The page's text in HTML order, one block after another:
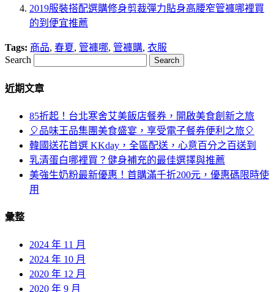
2019服裝搭配選購修身剪裁彈力貼身高腰窄管褲哪裡買
的到便宜推薦
Tags: 商品, 春夏, 管褲哪, 管褲購, 衣服
Search
近期文章
85折起！台北寒舍艾美飯店餐券，開啟美食創新之旅
🎈品味王品集團美食盛宴，享受電子餐券便利之旅🎈
韓國送花首選 KKday，全區配送，心意百分之百送到
乳清蛋白哪裡買？健身補充的最佳選擇與推薦
美強生奶粉最新優惠！首購滿千折200元，優惠碼限時使
用
彙整
2024 年 11 月
2024 年 10 月
2020 年 12 月
2020 年 9 月